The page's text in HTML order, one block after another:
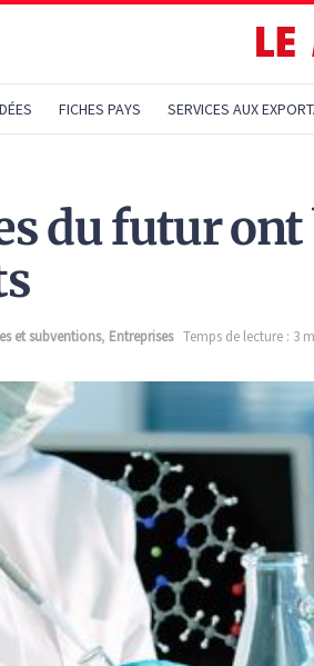
FICHES PAYS SERVICES AUX
du futur
et subventions, Entreprises Temps de lecture : 3